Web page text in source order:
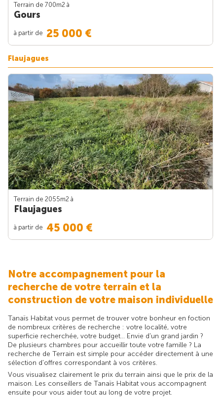
Terrain de 700m2 à
Gours
à partir de 25 000 €
Flaujagues
Terrain de 2055m2 à
Flaujagues
à partir de 45 000 €
Notre accompagnement pour la
recherche de votre terrain et la
construction de votre maison individuelle
Tanaïs Habitat vous permet de trouver votre bonheur en foction
de nombreux critères de recherche : votre localité, votre
superficie recherchée, votre budget... Envie d'un grand jardin ?
De plusieurs chambres pour accueillir toute votre famille ? La
recherche de Terrain est simple pour accéder directement à une
sélection d'offres correspondant à vos critères.
Vous visualisez clairement le prix du terrain ainsi que le prix de la
maison. Les conseillers de Tanaïs Habitat vous accompagnent
ensuite pour vous aider tout au long de votre projet.